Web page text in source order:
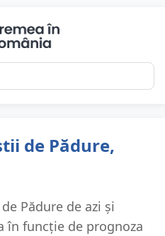
de Pădure,
Pădure de azi și
în funcție de prognoza